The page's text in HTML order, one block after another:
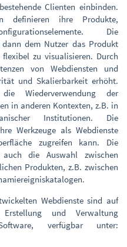
Clienten einbinden.
definieren ihre Produkte,
Die
dem Nutzer das Produkt
zu visualisieren. Durch
von Webdiensten und
und Skalierbarkeit erhöht.
Wiederverwendung der
in anderen Kontexten, z.B. in
Institutionen. Die
Werkzeuge als Webdienste
zugreifen kann. Die
die Auswahl zwischen
Produkten, z.B. zwischen
Webdienste sind auf
und Verwaltung
verfügbar unter: